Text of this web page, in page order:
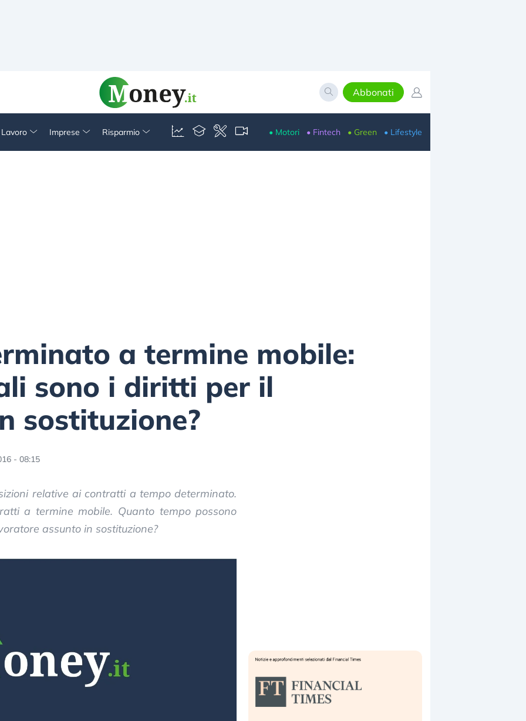
Abbonati
Imprese Risparmio • Motori • Fintech • Green • Lifestyle
a termine mobile:
sono i diritti per il
sostituzione?
- 08:15
relative ai contratti a tempo determinato.
a termine mobile. Quanto tempo possono
assunto in sostituzione?